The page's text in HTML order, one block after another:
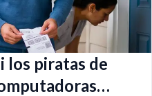
los piratas de